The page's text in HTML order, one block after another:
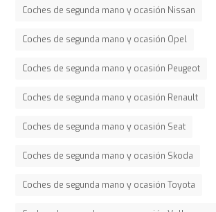
Coches de segunda mano y ocasión Nissan
Coches de segunda mano y ocasión Opel
Coches de segunda mano y ocasión Peugeot
Coches de segunda mano y ocasión Renault
Coches de segunda mano y ocasión Seat
Coches de segunda mano y ocasión Skoda
Coches de segunda mano y ocasión Toyota